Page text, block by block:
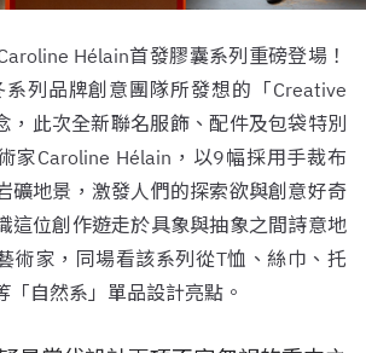
Hélain首發膠囊系列重磅登場！
列品牌創意團隊所發想的「Creative
，此次全新聯名服飾、配件及包袋特別
家Caroline Hélain，以9幅採用手裁布
礦地景，激發人們的探索欲與創意好奇
這位創作遊走於具象與抽象之間詩意地
術家，同場看該系列從T恤、絲巾、托
「自然系」單品設計亮點。